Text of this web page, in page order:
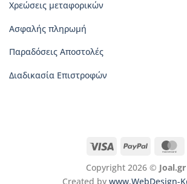
Χρεώσεις μεταφορικών
Ασφαλής πληρωμή
Παραδόσεις Αποστολές
Διαδικασία Επιστροφών
Visa PayPal
Copyright 2026 © Joal.gr
Created by www.WebDesign-